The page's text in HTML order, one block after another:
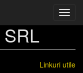
Linkuri utile